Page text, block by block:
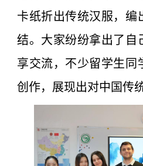
卡纸折出传统汉服，编
结。大家纷纷拿出了自
享交流，不少留学生同
创作，展现出对中国传